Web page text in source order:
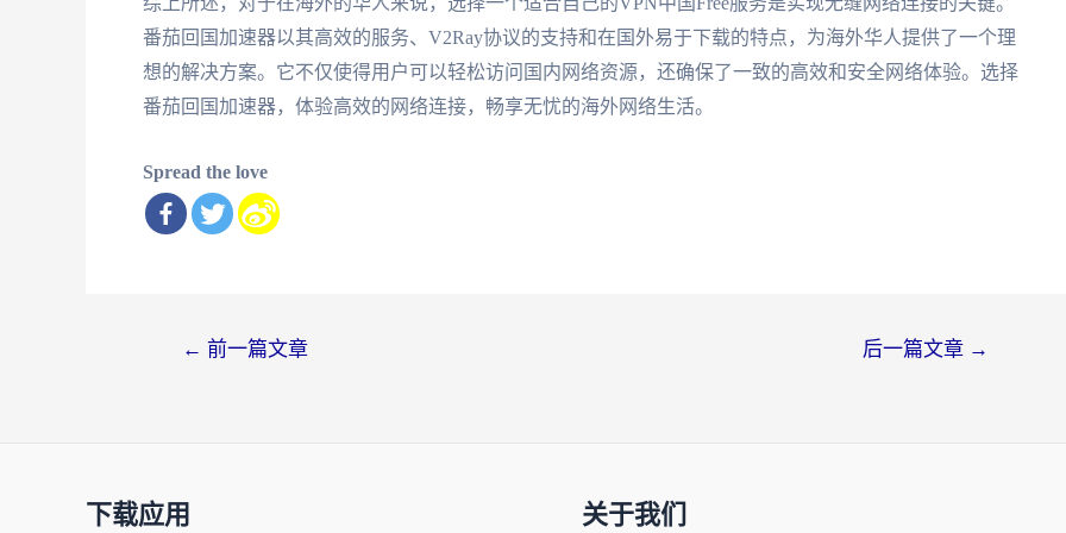
番茄回国加速器以其高效的服务、V2Ray协议的支持和在国外易于下载的特点，为海外华人提供了一个理
想的解决方案。它不仅使得用户可以轻松访问国内网络资源，还确保了一致的高效和安全网络体验。选择
番茄回国加速器，体验高效的网络连接，畅享无忧的海外网络生活。
Spread the love
← 前一篇文章 后一篇文章 →
下载应用 关于我们